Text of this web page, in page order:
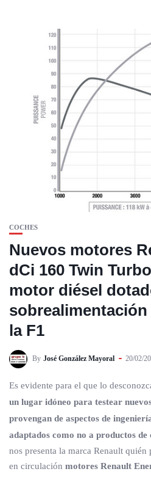
COCHES
Nuevos motores
dCi 160 Twin
motor diésel
la F1
By José González Mayoral 20/02/
Es evidente para el que lo
un lugar idóneo para testear
provengan de aspectos de
adaptados como no a productos de
nos presenta la marca Renault
en circulación motores Renault